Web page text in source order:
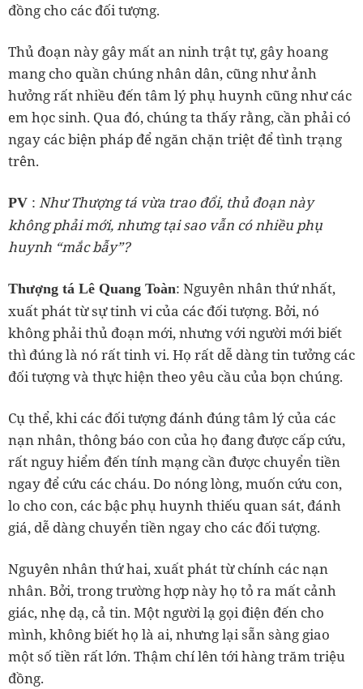
đồng cho các đối tượng.
Thủ đoạn này gây mất an ninh trật tự, gây hoang
mang cho quần chúng nhân dân, cũng như ảnh
hưởng rất nhiều đến tâm lý phụ huynh cũng như các
em học sinh. Qua đó, chúng ta thấy rằng, cần phải có
ngay các biện pháp để ngăn chặn triệt để tình trạng
trên.
PV : Như Thượng tá vừa trao đổi, thủ đoạn này
không phải mới, nhưng tại sao vẫn có nhiều phụ
huynh “mắc bẫy”?
Thượng tá Lê Quang Toàn: Nguyên nhân thứ nhất,
xuất phát từ sự tinh vi của các đối tượng. Bởi, nó
không phải thủ đoạn mới, nhưng với người mới biết
thì đúng là nó rất tinh vi. Họ rất dễ dàng tin tưởng các
đối tượng và thực hiện theo yêu cầu của bọn chúng.
Cụ thể, khi các đối tượng đánh đúng tâm lý của các
nạn nhân, thông báo con của họ đang được cấp cứu,
rất nguy hiểm đến tính mạng cần được chuyển tiền
ngay để cứu các cháu. Do nóng lòng, muốn cứu con,
lo cho con, các bậc phụ huynh thiếu quan sát, đánh
giá, dễ dàng chuyển tiền ngay cho các đối tượng.
Nguyên nhân thứ hai, xuất phát từ chính các nạn
nhân. Bởi, trong trường hợp này họ tỏ ra mất cảnh
giác, nhẹ dạ, cả tin. Một người lạ gọi điện đến cho
mình, không biết họ là ai, nhưng lại sẵn sàng giao
một số tiền rất lớn. Thậm chí lên tới hàng trăm triệu
đồng.